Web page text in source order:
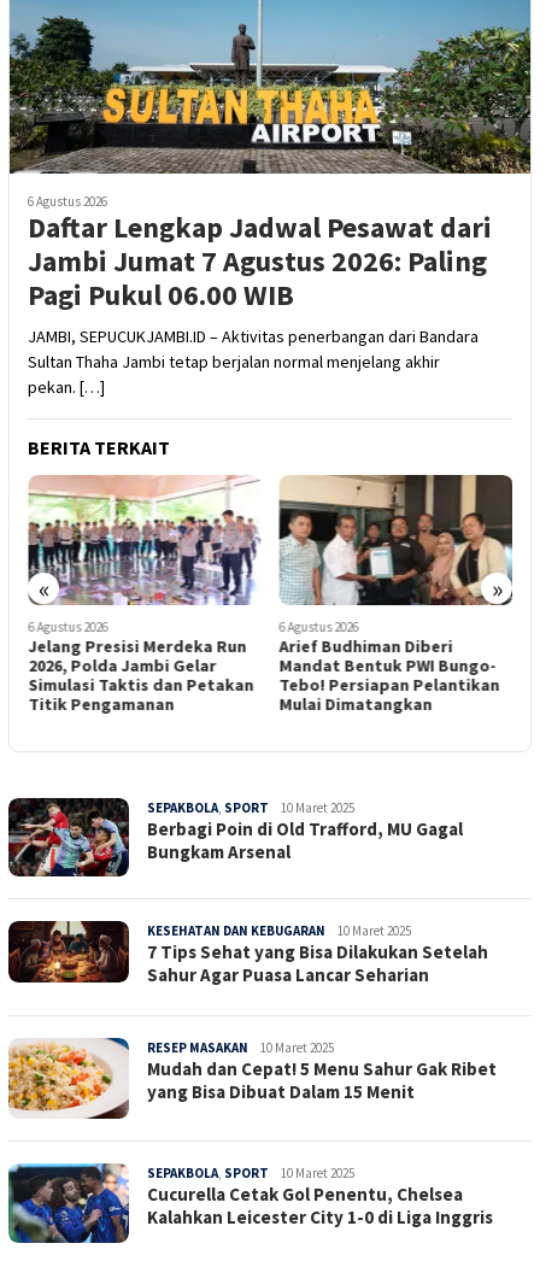
6 Agustus 2026
Daftar Lengkap Jadwal Pesawat dari
Jambi Jumat 7 Agustus 2026: Paling
Pagi Pukul 06.00 WIB
JAMBI, SEPUCUKJAMBI.ID – Aktivitas penerbangan dari Bandara
Sultan Thaha Jambi tetap berjalan normal menjelang akhir
pekan. […]
BERITA TERKAIT
« »
6 Agustus 2026
Jelang Presisi Merdeka Run
2026, Polda Jambi Gelar
Simulasi Taktis dan Petakan
Titik Pengamanan
6 Agustus 2026
Arief Budhiman Diberi
Mandat Bentuk PWI Bungo-
Tebo! Persiapan Pelantikan
Mulai Dimatangkan
SEPUCUK
JAMBI
SEPAKBOLA, SPORT Sepucuk
Jambi
10 Maret 2025
Berbagi Poin di Old Trafford, MU Gagal
Bungkam Arsenal
KESEHATAN DAN KEBUGARAN Sepucuk
Jambi
10 Maret 2025
7 Tips Sehat yang Bisa Dilakukan Setelah
Sahur Agar Puasa Lancar Seharian
RESEP MASAKAN Sepucuk
Jambi
10 Maret 2025
Mudah dan Cepat! 5 Menu Sahur Gak Ribet
yang Bisa Dibuat Dalam 15 Menit
SEPAKBOLA SPORT Sepucuk
Jambi
10 Maret 2025
Cucurella Cetak Gol Penentu, Chelsea
Kalahkan Leicester City 1-0 di Liga Inggris